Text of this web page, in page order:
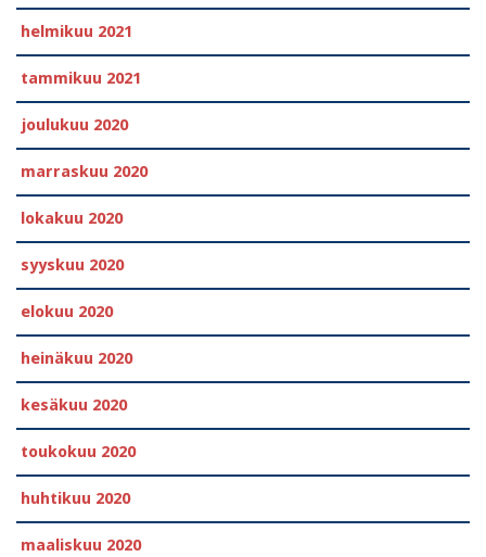
helmikuu 2021
tammikuu 2021
joulukuu 2020
marraskuu 2020
lokakuu 2020
syyskuu 2020
elokuu 2020
heinäkuu 2020
kesäkuu 2020
toukokuu 2020
huhtikuu 2020
maaliskuu 2020